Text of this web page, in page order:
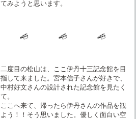
てみようと思います。
二度目の松山は、ここ伊丹十三記念館を目
指して来ました。宮本信子さんが好きで、
中村好文さんの設計された記念館を見たく
て。
ここへ来て、帰ったら伊丹さんの作品を観
よう！！そう思いました。優しく面白い空